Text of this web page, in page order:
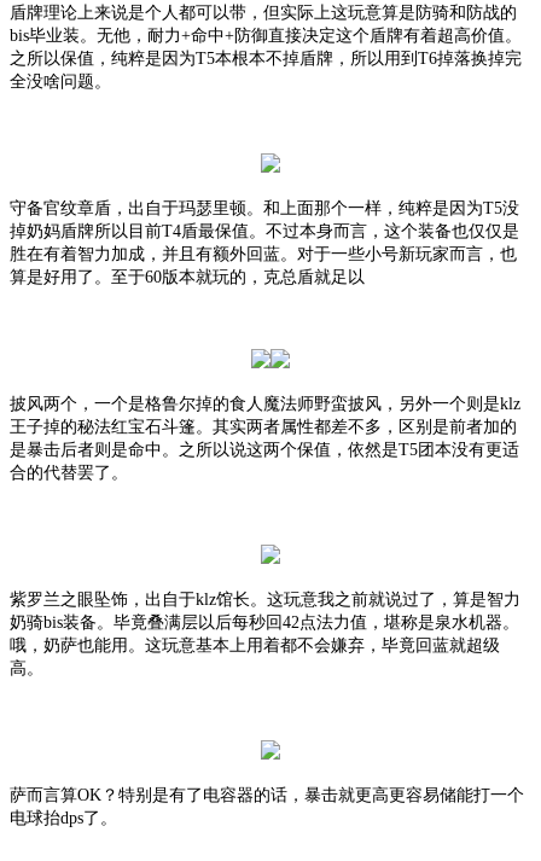
盾牌理论上来说是个人都可以带，但实际上这玩意算是防骑和防战的
bis毕业装。无他，耐力+命中+防御直接决定这个盾牌有着超高价值。
之所以保值，纯粹是因为T5本根本不掉盾牌，所以用到T6掉落换掉完
全没啥问题。
守备官纹章盾，出自于玛瑟里顿。和上面那个一样，纯粹是因为T5没
掉奶妈盾牌所以目前T4盾最保值。不过本身而言，这个装备也仅仅是
胜在有着智力加成，并且有额外回蓝。对于一些小号新玩家而言，也
算是好用了。至于60版本就玩的，克总盾就足以
披风两个，一个是格鲁尔掉的食人魔法师野蛮披风，另外一个则是klz
王子掉的秘法红宝石斗篷。其实两者属性都差不多，区别是前者加的
是暴击后者则是命中。之所以说这两个保值，依然是T5团本没有更适
合的代替罢了。
紫罗兰之眼坠饰，出自于klz馆长。这玩意我之前就说过了，算是智力
奶骑bis装备。毕竟叠满层以后每秒回42点法力值，堪称是泉水机器。
哦，奶萨也能用。这玩意基本上用着都不会嫌弃，毕竟回蓝就超级
高。
萨而言算OK？特别是有了电容器的话，暴击就更高更容易储能打一个
电球抬dps了。